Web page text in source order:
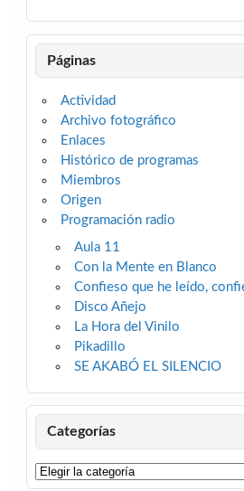
Páginas
Actividad
Archivo fotográfico
Enlaces
Histórico de programas
Miembros
Origen
Programación radio
Aula 11
Con la Mente en Blanco
Confieso que he leído,
Disco Añejo
La Hora del Vinilo
Pikadillo
SE AKABÓ EL SILENCIO
Categorías
Categorías